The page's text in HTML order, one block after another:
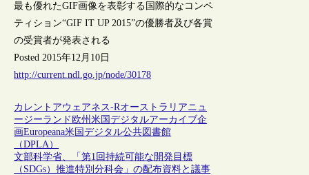
最も優れたGIF画像を表彰する国際的なコンペ
ティション“GIF IT UP 2015”の優勝者及び各賞
の受賞者が発表される
Posted 2015年12月10日
http://current.ndl.go.jp/node/30178
カレントアウェアネス-Rオーストラリアニュ
ージーランド欧州米国デジタルアーカイブ企
画Europeana米国デジタル公共図書館
（DPLA）
文部科学省、「第1回持続可能な開発目標
（SDGs）推進特別分科会」の配布資料と議事